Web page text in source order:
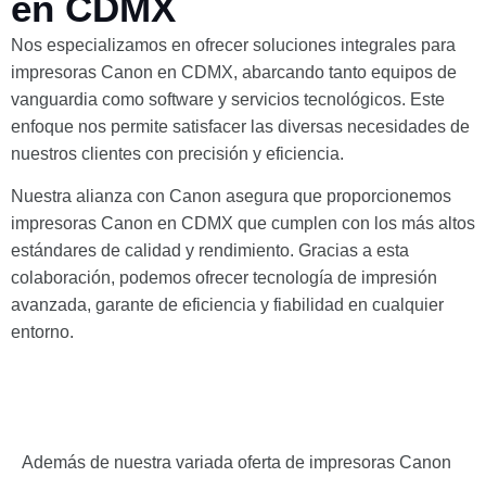
Nos especializamos en ofrecer soluciones integrales para
impresoras Canon en CDMX, abarcando tanto equipos de
vanguardia como software y servicios tecnológicos. Este
enfoque nos permite satisfacer las diversas necesidades de
nuestros clientes con precisión y eficiencia.
Nuestra alianza con Canon asegura que proporcionemos
impresoras Canon en CDMX que cumplen con los más altos
estándares de calidad y rendimiento. Gracias a esta
colaboración, podemos ofrecer tecnología de impresión
avanzada, garante de eficiencia y fiabilidad en cualquier
entorno.
Además de nuestra variada oferta de impresoras Canon